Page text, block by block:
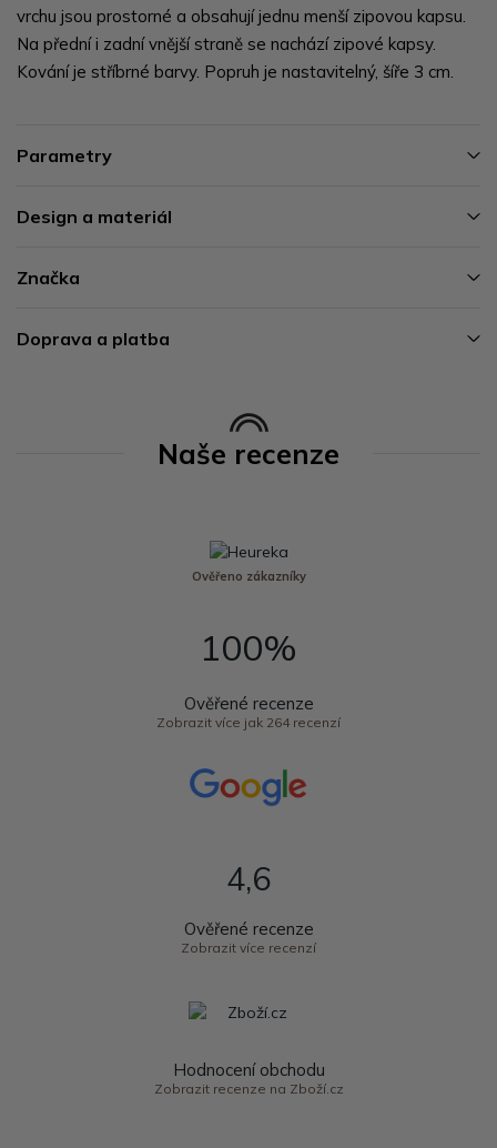
vrchu jsou prostorné a obsahují jednu menší zipovou kapsu.
Na přední i zadní vnější straně se nachází zipové kapsy.
Kování je stříbrné barvy. Popruh je nastavitelný, šíře 3 cm.
Parametry
Design a materiál
Značka
Doprava a platba
Naše recenze
Ověřeno zákazníky
100%
Ověřené recenze
Zobrazit více jak 264 recenzí
4,6
Ověřené recenze
Zobrazit více recenzí
Hodnocení obchodu
Zobrazit recenze na Zboží.cz